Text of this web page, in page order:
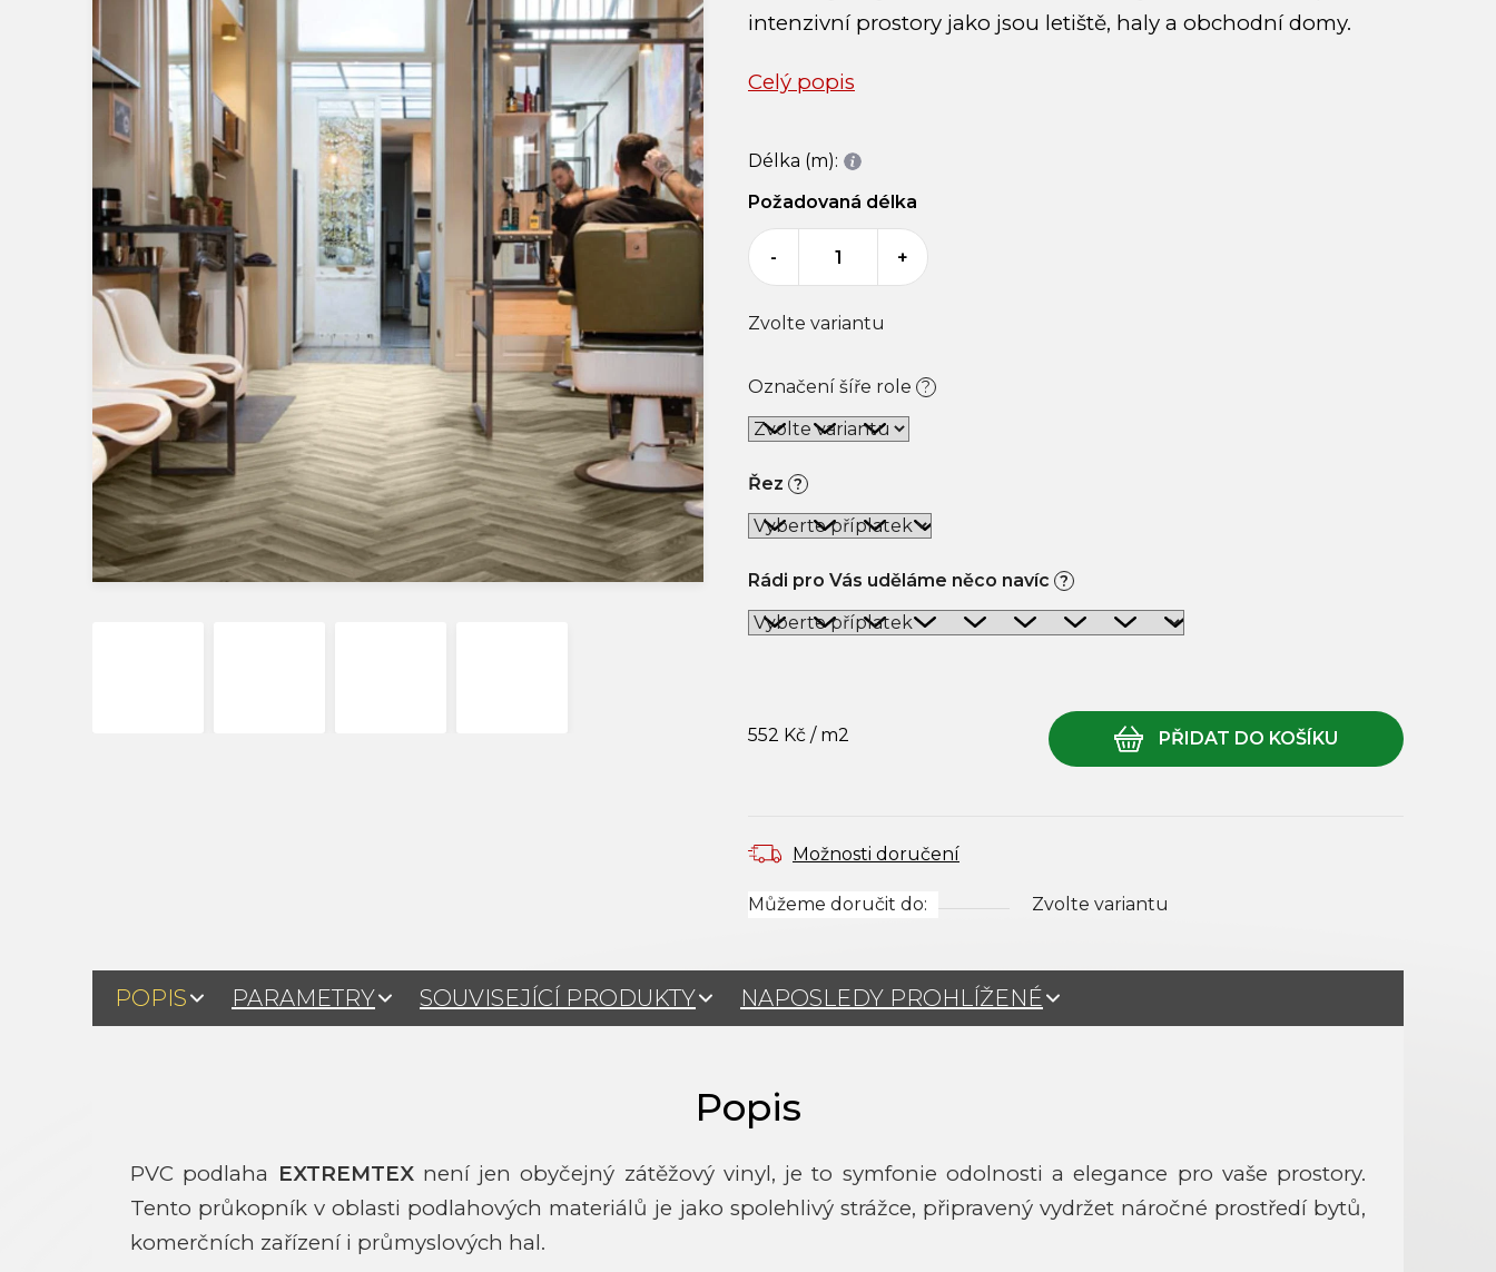
intenzivní prostory jako jsou letiště, haly a obchodní domy.
Celý popis
Označení šíře role ?
Řez ?
Rádi pro Vás uděláme něco navíc ?
Můžeme doručit do: Zvolte variantu
552 Kč / m2
Zvolte variantu
Možnosti doručení
Délka (m):
Požadovaná délka
- +
POPIS PARAMETRY SOUVISEJÍCÍ PRODUKTY NAPOSLEDY PROHLÍŽENÉ
PVC podlaha EXTREMTEXnení jen obyčejný zátěžový vinyl, je to symfonie odolnosti a elegance pro vaše prostory.
Tento průkopník v oblasti podlahových materiálů je jako spolehlivý strážce, připravený vydržet náročné prostředí bytů,
komerčních zařízení i průmyslových hal.